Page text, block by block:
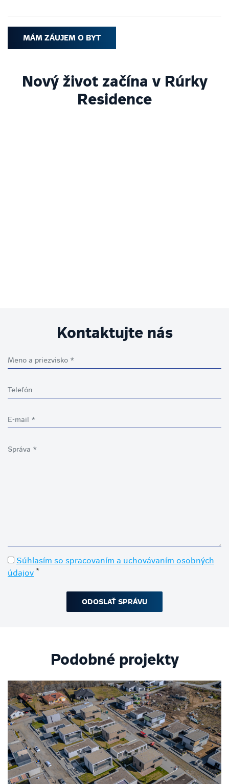
MÁM ZÁUJEM O BYT
Nový život začína v Rúrky
Residence
Kontaktujte nás
Súhlasím so spracovaním a uchovávaním osobných
údajov *
Podobné projekty